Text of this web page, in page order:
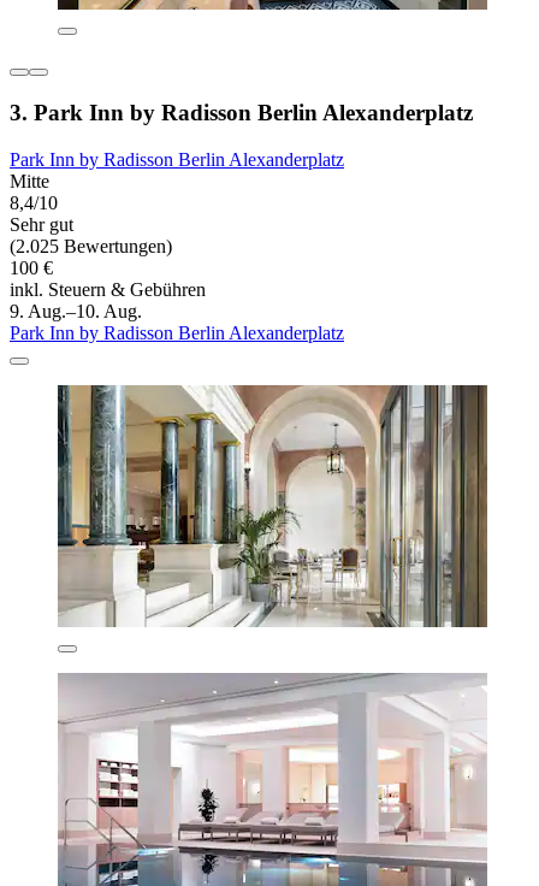
3. Park Inn by Radisson Berlin Alexanderplatz
Park Inn by Radisson Berlin Alexanderplatz
Mitte
8,4/10
Sehr gut
(2.025 Bewertungen)
100 €
inkl. Steuern & Gebühren
9. Aug.–10. Aug.
Park Inn by Radisson Berlin Alexanderplatz